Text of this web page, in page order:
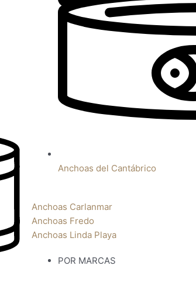
Anchoas del Cantábrico
Anchoas Carlanmar
Anchoas Fredo
Anchoas Linda Playa
POR MARCAS